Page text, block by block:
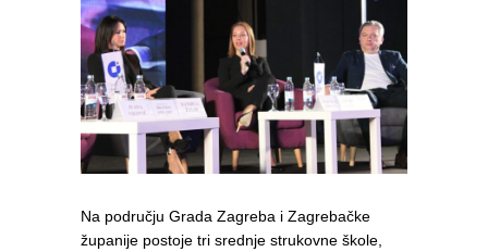
Na području Grada Zagreba i Zagrebačke
županije postoje tri srednje strukovne škole,